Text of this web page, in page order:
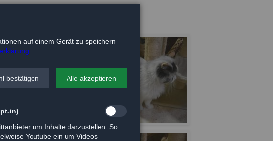
auf einem Gerät zu speichern
.
bestätigen Alle akzeptieren
in)
um Inhalte darzustellen. So
Youtube ein um Videos